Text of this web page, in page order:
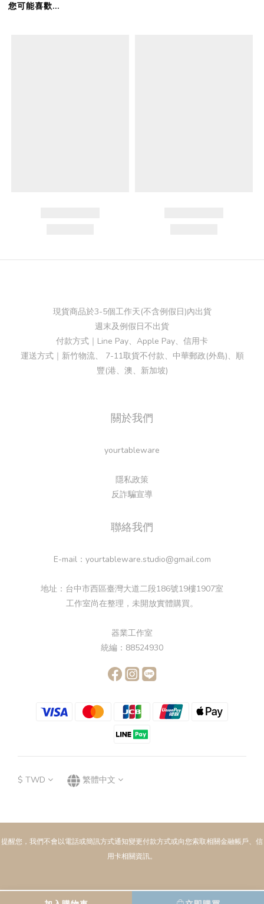
您可能喜歡...
現貨商品於3-5個工作天(不含例假日)內出貨
週末及例假日不出貨
付款方式｜Line Pay、Apple Pay、信用卡
運送方式｜新竹物流、 7-11取貨不付款、中華郵政(外島)、順
豐(港、澳、新加坡)
關於我們
yourtableware
隱私政策
反詐騙宣導
聯絡我們
E-mail：yourtableware.studio@gmail.com
地址：台中市西區臺灣大道二段186號19樓1907室
工作室尚在整理，未開放實體購買。
器業工作室
統編：88524930
$ TWD 繁體中文
提醒您，我們不會以電話或簡訊方式通知變更付款方式或向您索取相關金融帳戶、信
用卡相關資訊。